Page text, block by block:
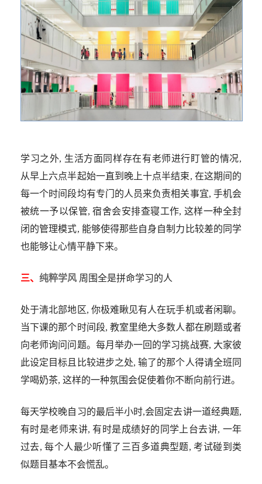
学习之外, 生活方面同样存在有老师进行盯管的情况,
从早上六点半起始一直到晚上十点半结束, 在这期间的
每一个时间段均有专门的人员来负责相关事宜, 手机会
被统一予以保管, 宿舍会安排查寝工作, 这样一种全封
闭的管理模式, 能够使得那些自身自制力比较差的同学
也能够让心情平静下来。
三、 纯粹学风 周围全是拼命学习的人
处于清北部地区, 你极难瞅见有人在玩手机或者闲聊。
当下课的那个时间段, 教室里绝大多数人都在刷题或者
向老师询问问题。每月举办一回的学习挑战赛, 大家彼
此设定目标且比较进步之处, 输了的那个人得请全班同
学喝奶茶, 这样的一种氛围会促使着你不断向前行进。
每天学校晚自习的最后半小时,会固定去讲一道经典题,
有时是老师来讲, 有时是成绩好的同学上台去讲, 一年
过去, 每个人最少听懂了三百多道典型题, 考试碰到类
似题目基本不会慌乱。